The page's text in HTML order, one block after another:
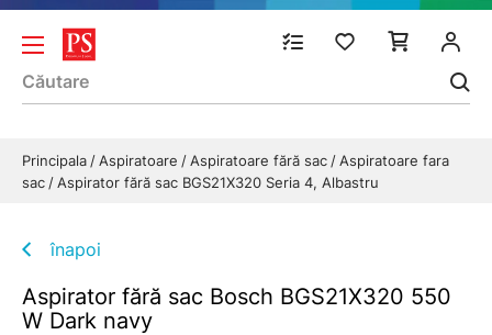
Principala Aspiratoare Aspiratoare fără sac
Aspiratoare fara
sac
Aspirator fără sac BGS21X320 Seria 4, Albastru
înapoi
Aspirator fără sac Bosch BGS21X320 550
W Dark navy